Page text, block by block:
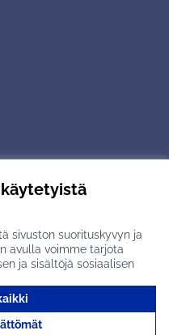
sivuston suorituskyvyn ja
avulla voimme tarjota
ja sisältöjä sosiaalisen